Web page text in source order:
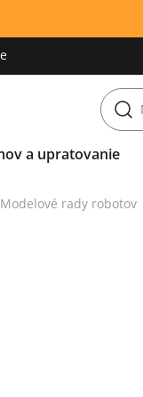
a upratovanie
Modelové rady robotov